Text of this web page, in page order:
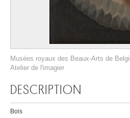
Musées royaux des Beaux-Arts de
Atelier de l'imagier
DESCRIPTION
Bois